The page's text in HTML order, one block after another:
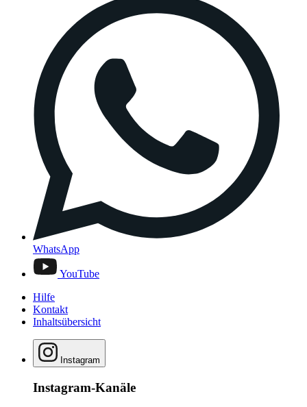
WhatsApp
YouTube
Hilfe
Kontakt
Inhaltsübersicht
Instagram
Instagram-Kanäle